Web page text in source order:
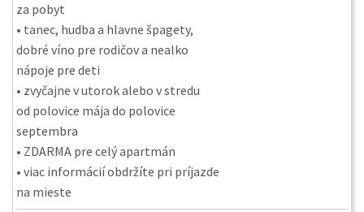
za pobyt
• tanec, hudba a hlavne špagety,
dobré víno pre rodičov a nealko
nápoje pre deti
• zvyčajne v utorok alebo v stredu
od polovice mája do polovice
septembra
• ZDARMA pre celý apartmán
• viac informácií obdržíte pri príjazde
na mieste